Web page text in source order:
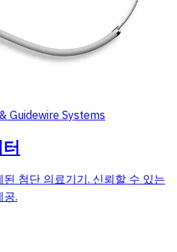
Guidewire Systems
첨단 의료기기. 신뢰할 수 있는
공.